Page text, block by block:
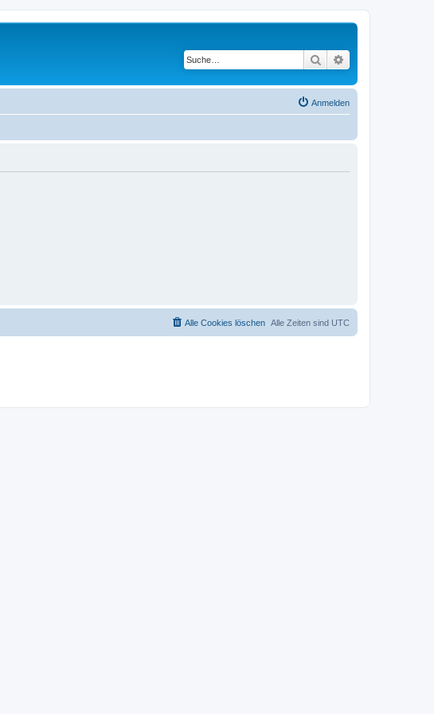
Suche
Anmelden
Alle Zeiten sind UTC
Alle Cookies löschen